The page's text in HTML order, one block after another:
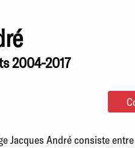
2004-2017
Jacques André consiste